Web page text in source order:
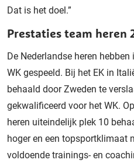
Dat is het doel.”
Prestaties team heren
De Nederlandse heren
WK gespeeld. Bij het EK in
behaald door Zweden te
gekwalificeerd voor het WK.
heren uiteindelijk plek 10
hoger en een topsportklimaat
voldoende trainings- en